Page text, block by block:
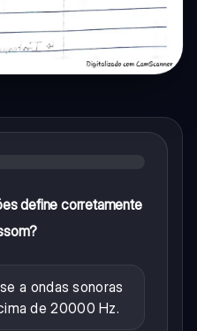
define corretamente
a ondas sonoras
de 20000 Hz.